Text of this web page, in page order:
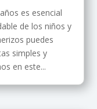
es esencial
de los niños y
puedes
simples y
en este...